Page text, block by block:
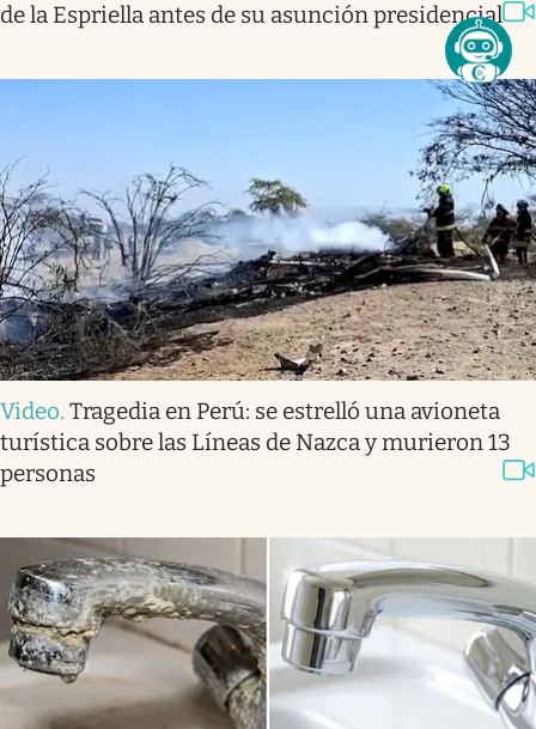
de la Espriella antes de su asunción presidencial
Video. Tragedia en Perú: se estrelló una avioneta
turística sobre las Líneas de Nazca y murieron 13
personas